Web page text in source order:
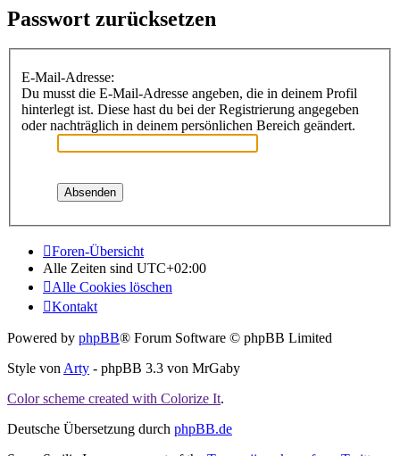
Passwort zurücksetzen
E-Mail-Adresse:
Du musst die E-Mail-Adresse angeben, die in deinem Profil
hinterlegt ist. Diese hast du bei der Registrierung angegeben
oder nachträglich in deinem persönlichen Bereich geändert.
Foren-Übersicht
Alle Zeiten sind UTC+02:00
Alle Cookies löschen
Kontakt
Powered by phpBB® Forum Software © phpBB Limited
Style von Arty - phpBB 3.3 von MrGaby
Color scheme created with Colorize It.
Deutsche Übersetzung durch phpBB.de